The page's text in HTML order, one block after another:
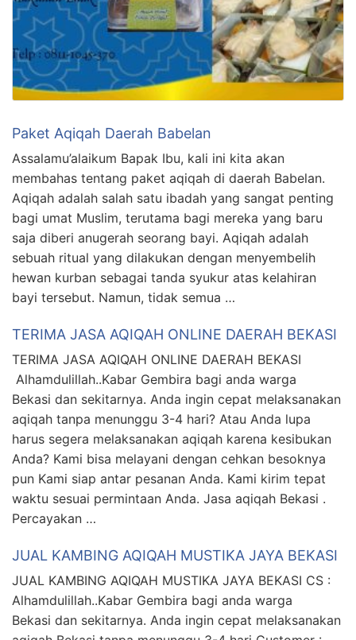
Paket Aqiqah Daerah Babelan
Assalamu’alaikum Bapak Ibu, kali ini kita akan
membahas tentang paket aqiqah di daerah Babelan.
Aqiqah adalah salah satu ibadah yang sangat penting
bagi umat Muslim, terutama bagi mereka yang baru
saja diberi anugerah seorang bayi. Aqiqah adalah
sebuah ritual yang dilakukan dengan menyembelih
hewan kurban sebagai tanda syukur atas kelahiran
bayi tersebut. Namun, tidak semua …
TERIMA JASA AQIQAH ONLINE DAERAH BEKASI
TERIMA JASA AQIQAH ONLINE DAERAH BEKASI
Alhamdulillah..Kabar Gembira bagi anda warga
Bekasi dan sekitarnya. Anda ingin cepat melaksanakan
aqiqah tanpa menunggu 3-4 hari? Atau Anda lupa
harus segera melaksanakan aqiqah karena kesibukan
Anda? Kami bisa melayani dengan cehkan besoknya
pun Kami siap antar pesanan Anda. Kami kirim tepat
waktu sesuai permintaan Anda. Jasa aqiqah Bekasi .
Percayakan …
JUAL KAMBING AQIQAH MUSTIKA JAYA BEKASI
JUAL KAMBING AQIQAH MUSTIKA JAYA BEKASI CS :
Alhamdulillah..Kabar Gembira bagi anda warga
Bekasi dan sekitarnya. Anda ingin cepat melaksanakan